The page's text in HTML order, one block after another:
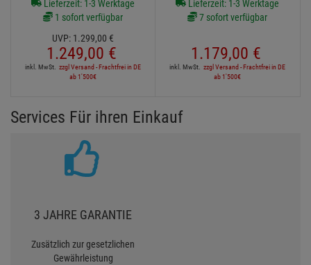
Lieferzeit: 1-3 Werktage
1 sofort verfügbar
UVP: 1.299,00 €
1.249,00 €
inkl. MwSt. zzgl Versand - Frachtfrei in DE
ab 1'500€
Lieferzeit: 1-3 Werktage
7 sofort verfügbar
1.179,00 €
inkl. MwSt. zzgl Versand - Frachtfrei in DE
ab 1'500€
Services Für ihren Einkauf
3 JAHRE GARANTIE
Zusätzlich zur gesetzlichen
Gewährleistung